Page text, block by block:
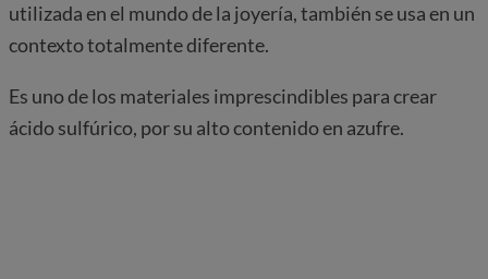
utilizada en el mundo de la joyería, también se usa en un
contexto totalmente diferente.
Es uno de los materiales imprescindibles para crear
ácido sulfúrico, por su alto contenido en azufre.